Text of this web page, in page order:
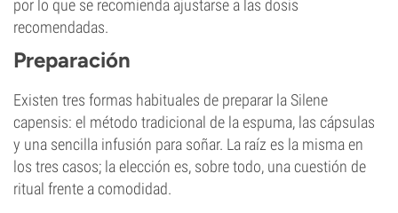
por lo que se recomienda ajustarse a las dosis
recomendadas.
Preparación
Existen tres formas habituales de preparar la Silene
capensis: el método tradicional de la espuma, las cápsulas
y una sencilla infusión para soñar. La raíz es la misma en
los tres casos; la elección es, sobre todo, una cuestión de
ritual frente a comodidad.